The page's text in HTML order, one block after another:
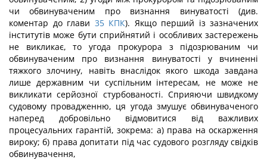
чи обвинуваченим про визнання винуватості (див.
коментар до глави 35 КПК). Якщо перший із зазначених
інститутів може бути сприйнятий і особливих застережень
не викликає, то угода прокурора з підозрюваним чи
обвинуваченим про визнання винуватості у вчиненні
тяжкого злочину, навіть внаслідок якого шкода завдана
лише державним чи суспільним інтересам, не може не
викликати серйозної стурбованості. Сприяючи швидкому
судовому провадженню, ця угода змушує обвинуваченого
наперед добровільно відмовитися від важливих
процесуальних гарантій, зокрема: а) права на оскарження
вироку; б) права допитати під час судового розгляду свідків
обвинувачення,